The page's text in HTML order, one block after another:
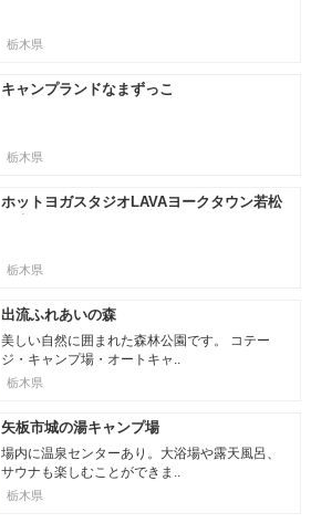
栃木県
キャンプランドなまずっこ
栃木県
ホットヨガスタジオLAVAヨークタウン若松
栃木県
出流ふれあいの森
美しい自然に囲まれた森林公園です。 コテー
ジ・キャンプ場・オートキャ..
栃木県
矢板市城の湯キャンプ場
場内に温泉センターあり。大浴場や露天風呂、
サウナも楽しむことができま..
栃木県